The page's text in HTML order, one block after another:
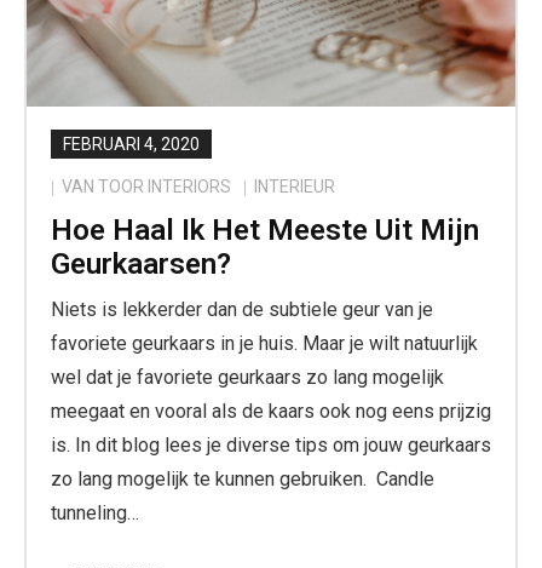
FEBRUARI 4, 2020
VAN TOOR INTERIORS INTERIEUR
Hoe Haal Ik Het Meeste Uit Mijn
Geurkaarsen?
Niets is lekkerder dan de subtiele geur van je
favoriete geurkaars in je huis. Maar je wilt natuurlijk
wel dat je favoriete geurkaars zo lang mogelijk
meegaat en vooral als de kaars ook nog eens prijzig
is. In dit blog lees je diverse tips om jouw geurkaars
zo lang mogelijk te kunnen gebruiken. Candle
tunneling…